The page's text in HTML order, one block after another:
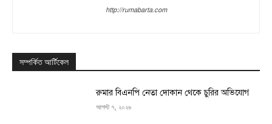
http://rumabarta.com
সম্পর্কিত আর্টিকেল
রুমার বিএনপি নেতা দোকান থেকে চুরির অভিযোগ
আগস্ট ৭, ২০২৬